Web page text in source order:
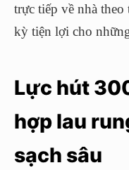
trực tiếp về nhà
kỳ tiện lợi cho
Lực hút
hợp lau
sạch sâu